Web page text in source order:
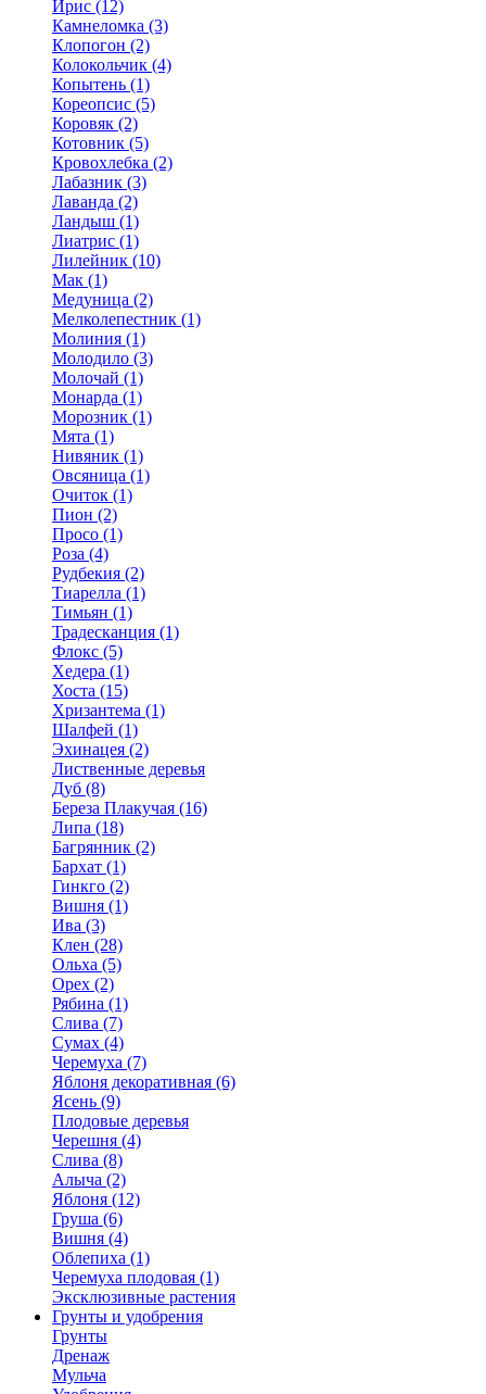
Ирис (12)
Камнеломка (3)
Клопогон (2)
Колокольчик (4)
Копытень (1)
Кореопсис (5)
Коровяк (2)
Котовник (5)
Кровохлебка (2)
Лабазник (3)
Лаванда (2)
Ландыш (1)
Лиатрис (1)
Лилейник (10)
Мак (1)
Медуница (2)
Мелколепестник (1)
Молиния (1)
Молодило (3)
Молочай (1)
Монарда (1)
Морозник (1)
Мята (1)
Нивяник (1)
Овсяница (1)
Очиток (1)
Пион (2)
Просо (1)
Роза (4)
Рудбекия (2)
Тиарелла (1)
Тимьян (1)
Традесканция (1)
Флокс (5)
Хедера (1)
Хоста (15)
Хризантема (1)
Шалфей (1)
Эхинацея (2)
Лиственные деревья
Дуб (8)
Береза Плакучая (16)
Липа (18)
Багрянник (2)
Бархат (1)
Гинкго (2)
Вишня (1)
Ива (3)
Клен (28)
Ольха (5)
Орех (2)
Рябина (1)
Слива (7)
Сумах (4)
Черемуха (7)
Яблоня декоративная (6)
Ясень (9)
Плодовые деревья
Черешня (4)
Слива (8)
Алыча (2)
Яблоня (12)
Груша (6)
Вишня (4)
Облепиха (1)
Черемуха плодовая (1)
Эксклюзивные растения
Грунты и удобрения
Грунты
Дренаж
Мульча